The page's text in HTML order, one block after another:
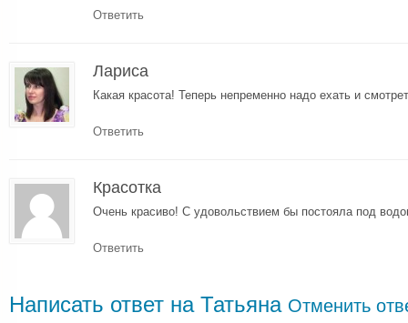
Ответить
Лариса
Какая красота! Теперь непременно надо ехать и
Ответить
Красотка
Очень красиво! С удовольствием бы постояла под
Ответить
Написать ответ на Татьяна Отменить